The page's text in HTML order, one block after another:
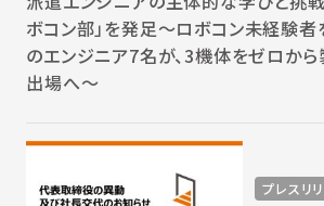
ボコン部」を発足～ロボコン未経験
のエンジニア7名が、3機体をゼロか
出場へ～
プレスリ